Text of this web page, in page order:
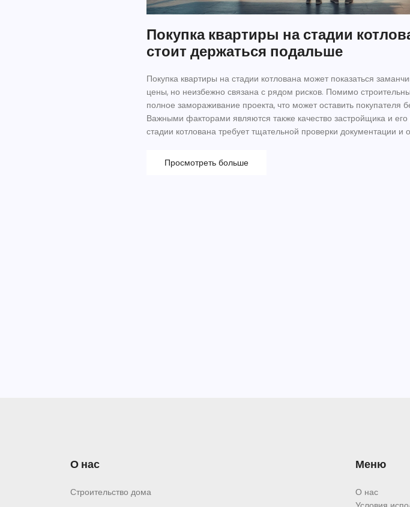
Покупка квартиры на стадии
стоит держаться подальше
Покупка квартиры на стадии котлована может показаться
цены, но неизбежно связана с рядом рисков. Помимо
полное замораживание проекта, что может оставить покупателя
Важными факторами являются также качество застройщика и
стадии котлована требует тщательной проверки документации и
Просмотреть больше
О нас
Строительство дома
Меню
О нас